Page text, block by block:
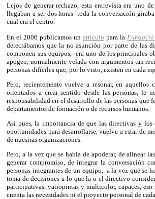
Lejos de generar rechazo, esta entrevista era uno
llegaban a ser dos horas- toda la conversación
cual era el centro.
En el 2006 publicamos unartículo para la
detectábamos que la no asunción por parte de las
componen sus equipos, era uno de los principales
apogeo, normalmente velada con argumentos tan
personas difíciles que, por lo visto, existen en cada
Pero, recientemente vuelve a resonar, en
orientados a crear sentido desde las personas, le
responsabilidad en el desarrollo de las personas que
departamentos de formación o de recursos humanos.
Así pues, la importancia de que las directivas y los
oportunidades para desarrollarse, vuelve a estar de
de nuestras organizaciones.
Pero, a la vez que se habla de apoderar, de alinear
generar compromiso, de integrar la conversación
personas integrantes de un equipo, a la vez que se
toma de decisiones a lo que la o el directivo
participativas, variopintas y multicolor, capaces, eso
cuenta las necesidades ni el proyecto personal de